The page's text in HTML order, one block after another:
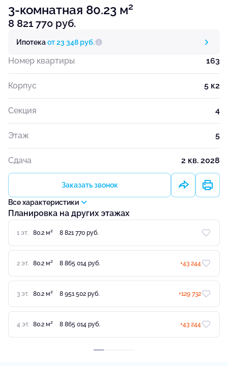
3-комнатная 80.23 м2
8 821 770 руб.
Ипотекаот 23 348 руб.
Номер квартиры 163
Корпус 5 к2
Секция 4
Этаж 5
Сдача 2 кв. 2028
Заказать звонок
Все характеристики
Планировка на других этажах
1 эт. 80.2 м2 8 821 770 руб.
2 эт. 80.2 м2 8 865 014 руб. +43 244
3 эт. 80.2 м2 8 951 502 руб. +129 732
4 эт. 80.2 м2 8 865 014 руб. +43 244